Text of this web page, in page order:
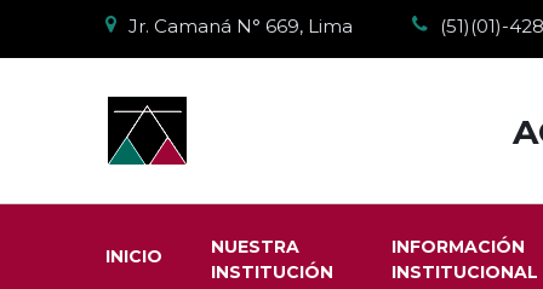
Jr. Camaná N° 669, Lima (51)(01)-
INICIO
NUESTRA
INSTITUCIÓN
INFORMACIÓN
INSTITUCIONAL